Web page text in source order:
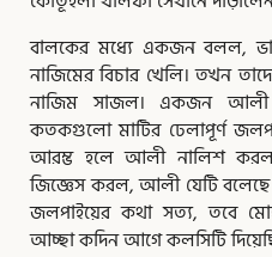
বালকের মধ্যে একজন
নাজিমের বিচার খেলি। তখন
নাজিম সাজল। একজন আলী
কতকগুলো মাটির ঢেলাপূর্ণ
আরম্ভ হলে আলী নালিশ
জিজ্ঞেস করল, আলী যেটি
জলপাইয়ের কথা সত্য, তবে
আচ্ছা কদিন আগে কলসিটি